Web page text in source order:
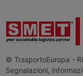
© TrasportoEuropa -
Segnalazioni,